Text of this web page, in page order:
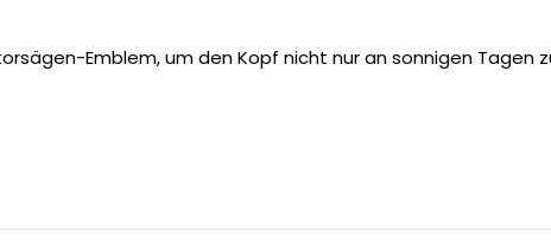
Emblem, um den Kopf nicht nur an sonnigen Tagen